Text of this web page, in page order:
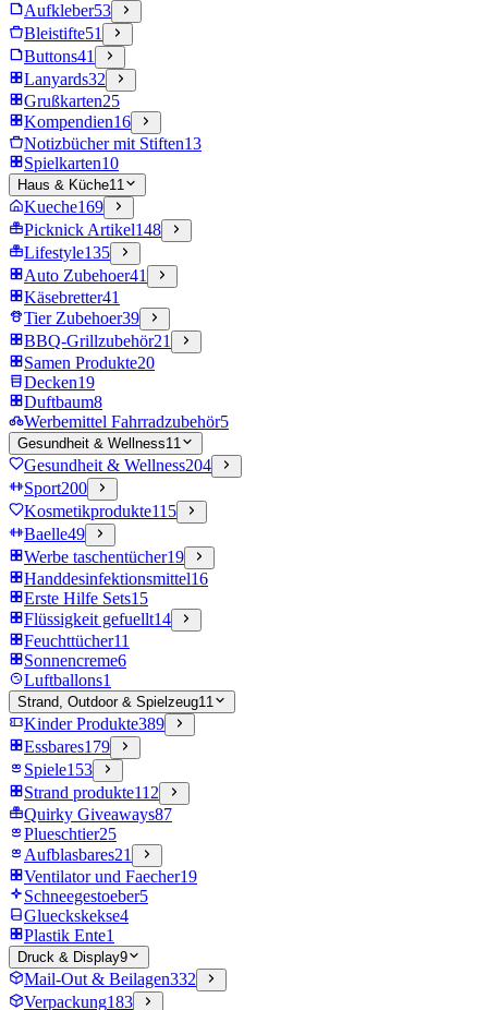
Aufkleber53
Bleistifte51
Buttons41
Lanyards32
Grußkarten25
Kompendien16
Notizbücher mit Stiften13
Spielkarten10
Haus & Küche11
Kueche169
Picknick Artikel148
Lifestyle135
Auto Zubehoer41
Käsebretter41
Tier Zubehoer39
BBQ-Grillzubehör21
Samen Produkte20
Decken19
Duftbaum8
Werbemittel Fahrradzubehör5
Gesundheit & Wellness11
Gesundheit & Wellness204
Sport200
Kosmetikprodukte115
Baelle49
Werbe taschentücher19
Handdesinfektionsmittel16
Erste Hilfe Sets15
Flüssigkeit gefuellt14
Feuchttücher11
Sonnencreme6
Luftballons1
Strand, Outdoor & Spielzeug11
Kinder Produkte389
Essbares179
Spiele153
Strand produkte112
Quirky Giveaways87
Plueschtier25
Aufblasbares21
Ventilator und Faecher19
Schneegestoeber5
Glueckskekse4
Plastik Ente1
Druck & Display9
Mail-Out & Beilagen332
Verpackung183